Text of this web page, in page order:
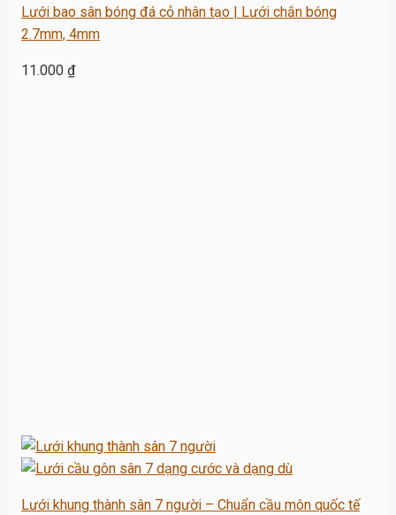
Lưới bao sân bóng đá cỏ nhân tạo | Lưới chắn bóng
2.7mm, 4mm
11.000 ₫
Lưới khung thành sân 7 người – Chuẩn cầu môn quốc tế